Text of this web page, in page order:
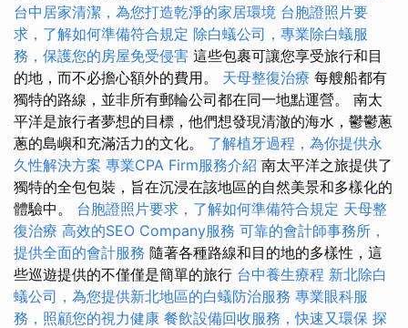
台中居家清潔，為您打造乾淨的家居環境 台胞證照片要
求，了解如何準備符合規定 除白蟻公司，專業除白蟻服
務，保護您的房屋免受侵害 這些包裹可讓您享受旅行和目
的地，而不必擔心額外的費用。 天母整復治療 每艘船都有
獨特的路線，並非所有郵輪公司都在同一地點運營。 南太
平洋是旅行者夢想的目標，他們想發現清澈的海水，鬱鬱蔥
蔥的島嶼和充滿活力的文化。 了解植牙過程，為你提供永
久性解決方案 專業CPA Firm服務介紹 南太平洋之旅提供了
獨特的全包包裝，旨在沉浸在該地區的自然美景和多樣化的
體驗中。 台胞證照片要求，了解如何準備符合規定 天母整
復治療 高效的SEO Company服務 可靠的會計師事務所，
提供全面的會計服務 隨著各種路線和目的地的多樣性，這
些巡遊提供的不僅僅是簡單的旅行 台中養生療程 新北除白
蟻公司，為您提供新北地區的白蟻防治服務 專業眼科服
務，照顧您的視力健康 餐飲設備回收服務，快速又環保 探